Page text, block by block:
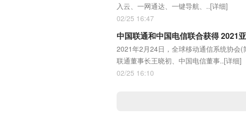
入云、一网通达、一键导航、..[详细]
02/25 16:47
中国联通和中国电信联合获得 2021
2021年2月24日，全球移动通信系统协会
联通董事长王晓初、中国电信董事..[详细]
02/25 16:10